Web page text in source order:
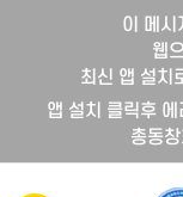
이 메시
웹
최신 앱 설치
앱 설치 클릭후
총동